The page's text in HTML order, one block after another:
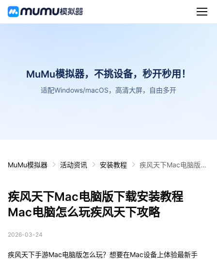
MuMu模拟器，不挑设备，秒开秒用！
适配Windows/macOS，高清大屏，自由多开
MuMu模拟器 活动资讯 安装教程
疾风天下Mac电脑版下
疾风天下Mac电脑版下载安装教程
Mac电脑怎么玩疾风天下攻略
2026-03-24
疾风天下手游Mac电脑版怎么玩？想要在Mac设备上体验最新手